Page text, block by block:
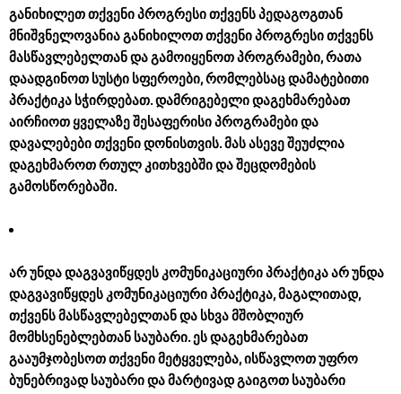
განიხილეთ თქვენი პროგრესი თქვენს პედაგოგთან
მნიშვნელოვანია განიხილოთ თქვენი პროგრესი თქვენს
მასწავლებელთან და გამოიყენოთ პროგრამები, რათა
დაადგინოთ სუსტი სფეროები, რომლებსაც დამატებითი
პრაქტიკა სჭირდებათ. დამრიგებელი დაგეხმარებათ
აირჩიოთ ყველაზე შესაფერისი პროგრამები და
დავალებები თქვენი დონისთვის. მას ასევე შეუძლია
დაგეხმაროთ რთულ კითხვებში და შეცდომების
გამოსწორებაში.
არ უნდა დაგვავიწყდეს კომუნიკაციური პრაქტიკაარ უნდა
დაგვავიწყდეს კომუნიკაციური პრაქტიკა, მაგალითად,
თქვენს მასწავლებელთან და სხვა მშობლიურ
მომხსენებლებთან საუბარი. ეს დაგეხმარებათ
გააუმჯობესოთ თქვენი მეტყველება, ისწავლოთ უფრო
ბუნებრივად საუბარი და მარტივად გაიგოთ საუბარი